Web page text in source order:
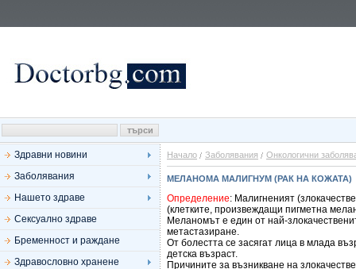
Здравни новини
Заболявания
Нашето здраве
Сексуално здраве
Бременност и раждане
Здравословно хранене
Начало Заболявания Онкологични
МЕЛАНОМА МАЛИГНУМ (РАК НА КОЖАТА)
Определение: Малигненият
(клетките, произвеждащи пигметна
Меланомът е един от най-
метастазиране.
От болестта се засягат лица в млада
детска възраст.
Причините за възникване на